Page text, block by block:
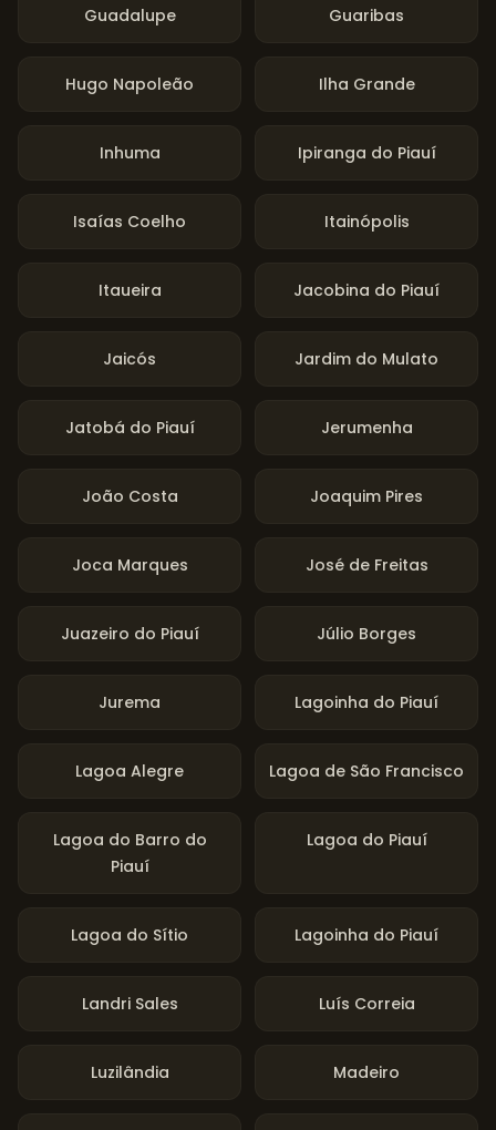
Guadalupe Guaribas
Hugo Napoleão Ilha Grande
Inhuma Ipiranga do Piauí
Isaías Coelho Itainópolis
Itaueira Jacobina do Piauí
Jaicós Jardim do Mulato
Jatobá do Piauí Jerumenha
João Costa Joaquim Pires
Joca Marques José de Freitas
Juazeiro do Piauí Júlio Borges
Jurema Lagoinha do Piauí
Lagoa Alegre Lagoa de São Francisco
Lagoa do Barro do
Piauí
Lagoa do Piauí
Lagoa do Sítio Lagoinha do Piauí
Landri Sales Luís Correia
Luzilândia Madeiro